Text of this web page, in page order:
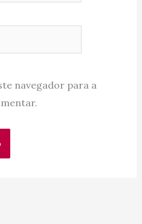
navegador para a